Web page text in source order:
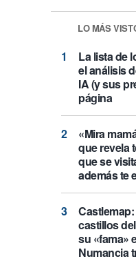
LO MÁS
La lista de
el análisis
IA (y sus
página
«Mira
que revela
que se
además te
castillos
su «fama»
Numancia